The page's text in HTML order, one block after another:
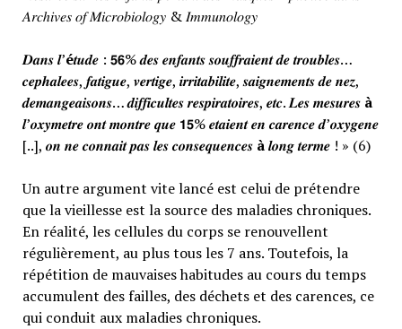
𝐴𝑟𝑐ℎ𝑖𝑣𝑒𝑠 𝑜𝑓 𝑀𝑖𝑐𝑟𝑜𝑏𝑖𝑜𝑙𝑜𝑔𝑦 & 𝐼𝑚𝑚𝑢𝑛𝑜𝑙𝑜𝑔𝑦
𝑫𝒂𝒏𝒔 𝒍’é𝒕𝒖𝒅𝒆 : 𝟱𝟲% 𝒅𝒆𝒔 𝒆𝒏𝒇𝒂𝒏𝒕𝒔 𝒔𝒐𝒖𝒇𝒇𝒓𝒂𝒊𝒆𝒏𝒕 𝒅𝒆 𝒕𝒓𝒐𝒖𝒃𝒍𝒆𝒔…
𝒄𝒆𝒑𝒉𝒂𝒍𝒆𝒆𝒔, 𝒇𝒂𝒕𝒊𝒈𝒖𝒆, 𝒗𝒆𝒓𝒕𝒊𝒈𝒆, 𝒊𝒓𝒓𝒊𝒕𝒂𝒃𝒊𝒍𝒊𝒕𝒆, 𝒔𝒂𝒊𝒈𝒏𝒆𝒎𝒆𝒏𝒕𝒔 𝒅𝒆 𝒏𝒆𝒛,
𝒅𝒆𝒎𝒂𝒏𝒈𝒆𝒂𝒊𝒔𝒐𝒏𝒔… 𝒅𝒊𝒇𝒇𝒊𝒄𝒖𝒍𝒕𝒆𝒔 𝒓𝒆𝒔𝒑𝒊𝒓𝒂𝒕𝒐𝒊𝒓𝒆𝒔, 𝒆𝒕𝒄. 𝑳𝒆𝒔 𝒎𝒆𝒔𝒖𝒓𝒆𝒔 à
𝒍’𝒐𝒙𝒚𝒎𝒆𝒕𝒓𝒆 𝒐𝒏𝒕 𝒎𝒐𝒏𝒕𝒓𝒆 𝒒𝒖𝒆 𝟭𝟱% 𝒆𝒕𝒂𝒊𝒆𝒏𝒕 𝒆𝒏 𝒄𝒂𝒓𝒆𝒏𝒄𝒆 𝒅’𝒐𝒙𝒚𝒈𝒆𝒏𝒆
[..], 𝒐𝒏 𝒏𝒆 𝒄𝒐𝒏𝒏𝒂𝒊𝒕 𝒑𝒂𝒔 𝒍𝒆𝒔 𝒄𝒐𝒏𝒔𝒆𝒒𝒖𝒆𝒏𝒄𝒆𝒔 à𝒍𝒐𝒏𝒈 𝒕𝒆𝒓𝒎𝒆 ! » (6)
Un autre argument vite lancé est celui de prétendre
que la vieillesse est la source des maladies chroniques.
En réalité, les cellules du corps se renouvellent
régulièrement, au plus tous les 7 ans. Toutefois, la
répétition de mauvaises habitudes au cours du temps
accumulent des failles, des déchets et des carences, ce
qui conduit aux maladies chroniques.